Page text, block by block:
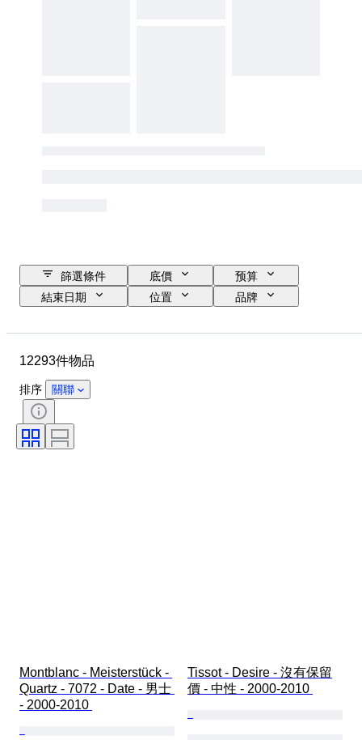
篩選條件 底價
预算
結束日期
位置
品牌
狀態
標題
顏色
時代
原件/副本
12293件物品
排序 關聯
Montblanc - Meisterstück -
Quartz - 7072 - Date - 男士
- 2000-2010
Tissot - Desire - 沒有保留
價 - 中性 - 2000-2010